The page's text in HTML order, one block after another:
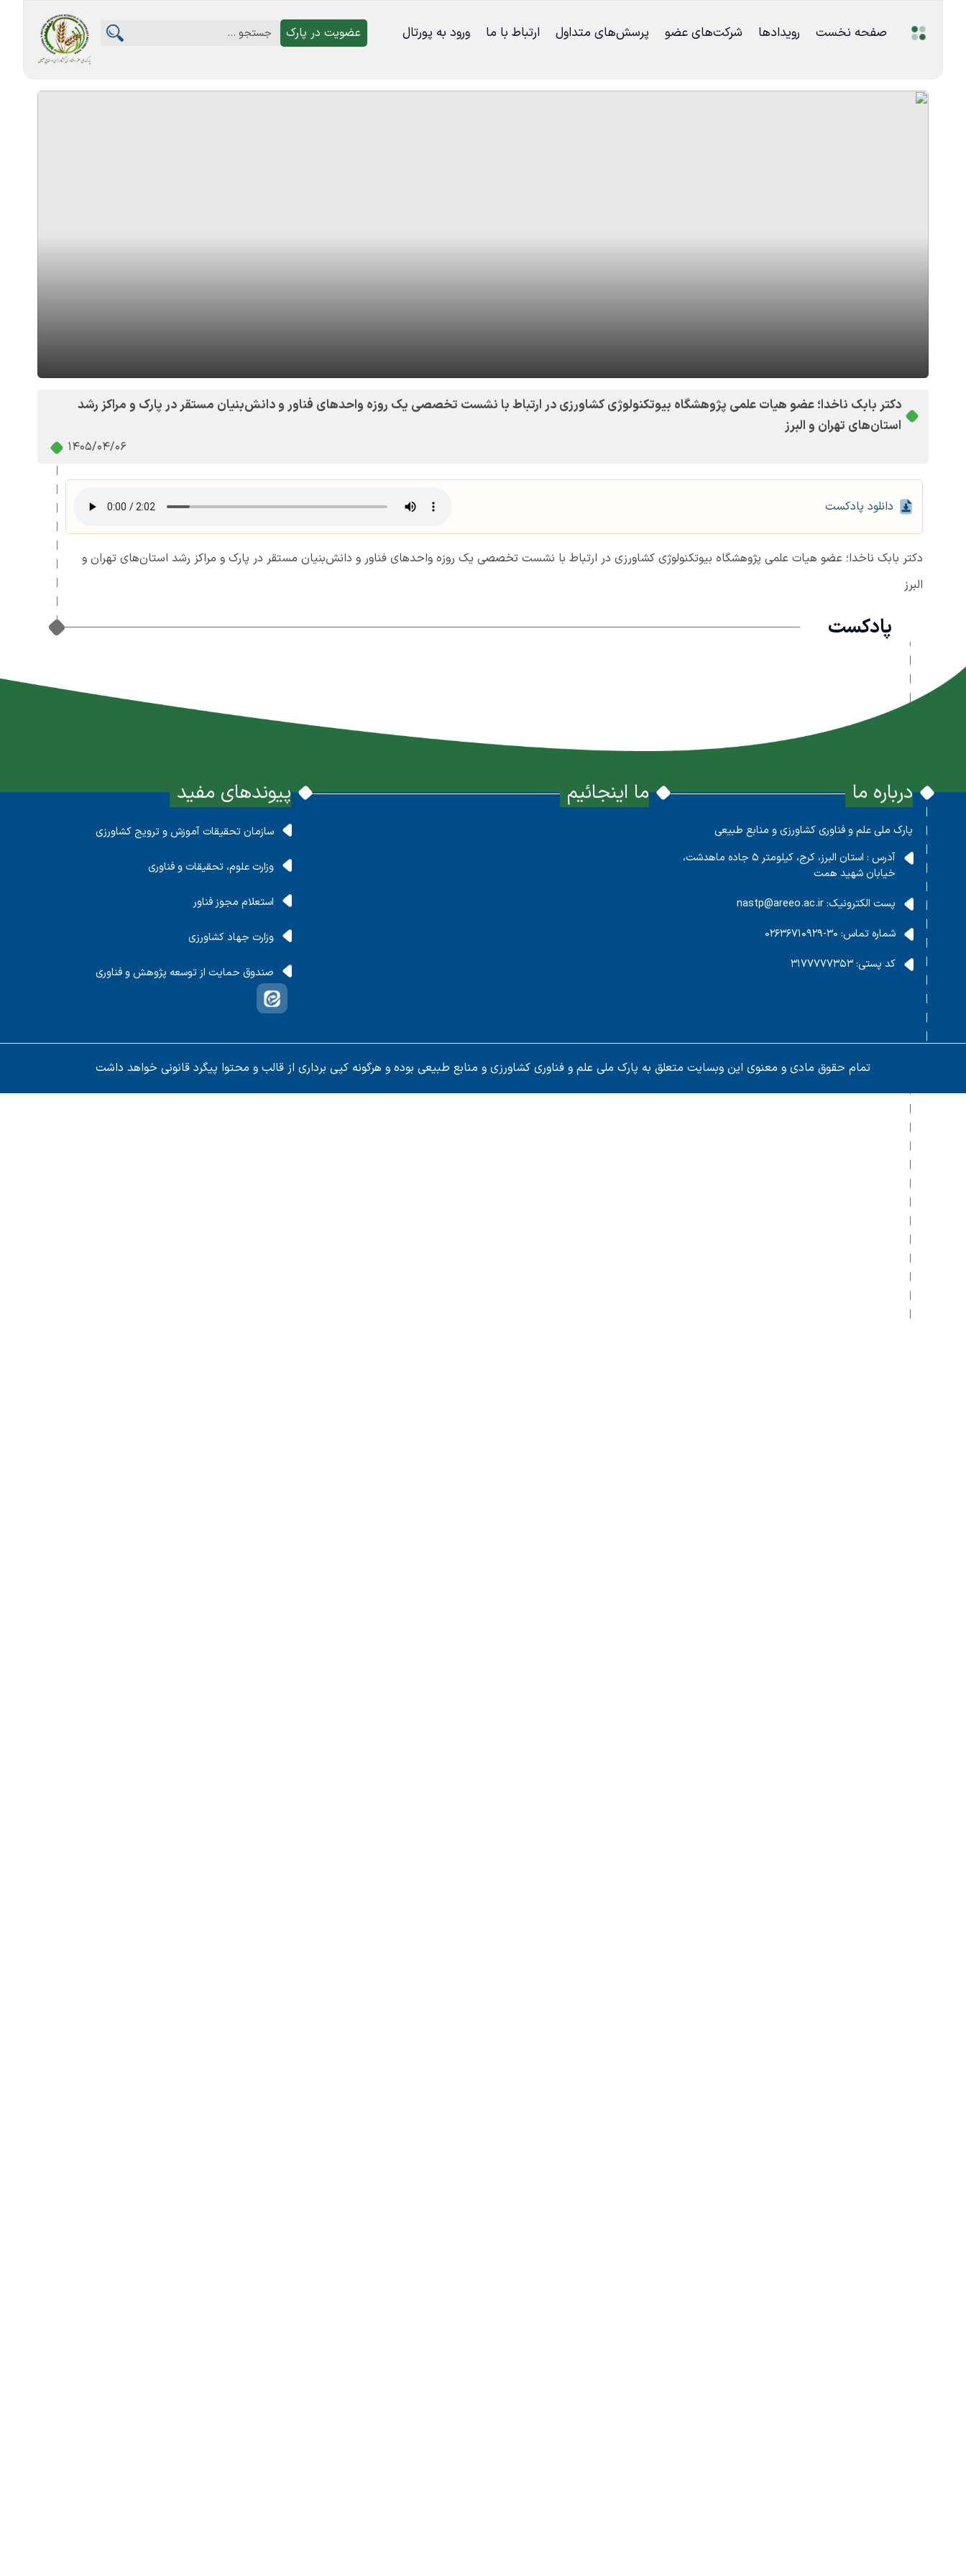
صفحه نخست رویدادها شرکت‌های عضو پرسش‌‌های متداول ارتباط با ما ورود به پورتال عضویت در پارک
دکتر بابک ناخدا؛ عضو هیات علمی پژوهشگاه بیوتکنولوژی کشاورزی در ارتباط با نشست تخصصی یک روزه واحدهای فناور و دانش‌بنیان مستقر در پارک و مراکز رشد
استان‌های تهران و البرز
1405/04/06
دانلود پادکست
دکتر بابک ناخدا؛ عضو هیات علمی پژوهشگاه بیوتکنولوژی کشاورزی در ارتباط با نشست تخصصی یک روزه واحدهای فناور و دانش‌بنیان مستقر در پارک و مراکز رشد استان‌های تهران و
البرز
پادکست
درباره ما
پارک ملی علم و فناوری کشاورزی و منابع طبیعی
آدرس : استان البرز، کرج، کیلومتر 5 جاده ماهدشت،
خیابان شهید همت
پست الکترونیک:nastp@areeo.ac.ir
شماره تماس: 30-02636710929
کد پستی:3177777353
ما اینجائیم پیوندهای مفید
سازمان تحقیقات آموزش و ترویج کشاورزی
وزارت علوم، تحقیقات و فناوری
استعلام مجوز فناور
وزارت جهاد کشاورزی
صندوق حمایت از توسعه پژوهش و فناوری
تمام حقوق مادی و معنوی این وبسایت متعلق به پارک ملی علم و فناوری کشاورزی و منابع طبیعی بوده و هرگونه کپی برداری از قالب و محتوا پیگرد قانونی خواهد داشت